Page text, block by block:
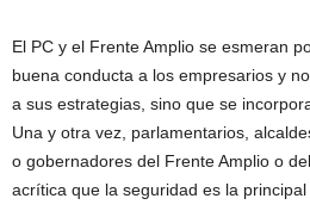
El PC y el Frente Amplio se esmeran
buena conducta a los empresarios y
a sus estrategias, sino que se
Una y otra vez, parlamentarios,
o gobernadores del Frente Amplio o
acrítica que la seguridad es la